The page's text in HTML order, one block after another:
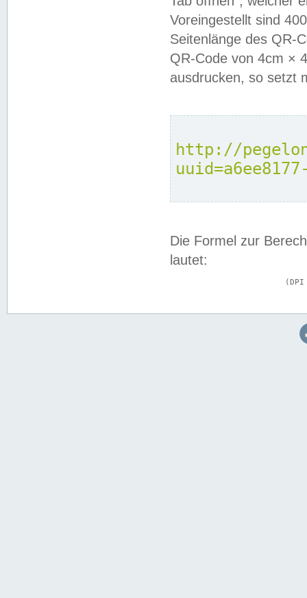
Voreingestellt sind
Seitenlänge des QR-
QR-Code von 4cm ×
ausdrucken, so setzt
http://
Die Formel zur
lautet: